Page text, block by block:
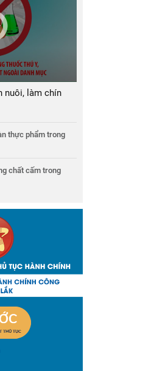
nuôi, làm chín
thực phẩm trong
chất cấm trong